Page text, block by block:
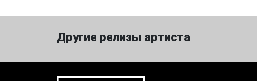
Другие релизы артиста